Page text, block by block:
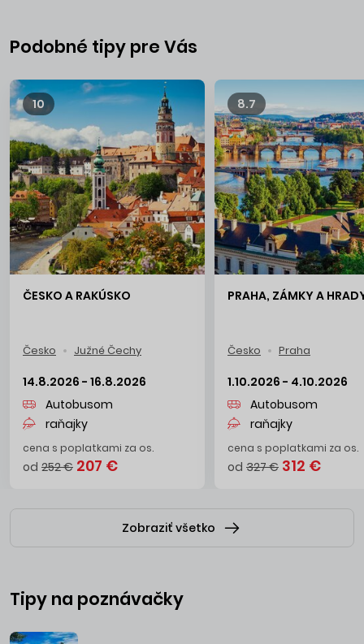
ďalších krásnych lokalít. Milovníci prírodných krás si prídu na
svoje pri prechádzkach v
parkuŠumavaalebo pomedzi majestátneAdršpašské
skaly.
Podobné tipy pre Vás
10
ČESKO A RAKÚSKO
Česko Južné Čechy
14.8.2026 - 16.8.2026
Autobusom
raňajky
cena s poplatkami za os.
od 252 € 207 €
8.7
PRAHA, ZÁMKY A
Česko Praha
1.10.2026 - 4.10.2026
Autobusom
raňajky
cena s poplatkami za os.
od 327 € 312 €
Zobraziť všetko
Tipy na poznávačky